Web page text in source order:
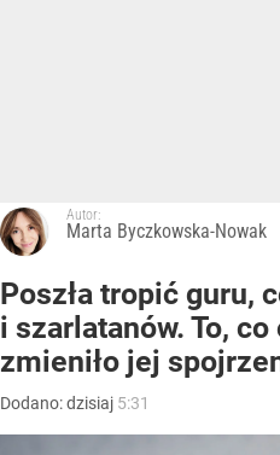
Autor:
Marta Byczkowska-Nowak
Poszła tropić guru,
i szarlatanów. To, co
zmieniło jej
Dodano:dzisiaj 5:31